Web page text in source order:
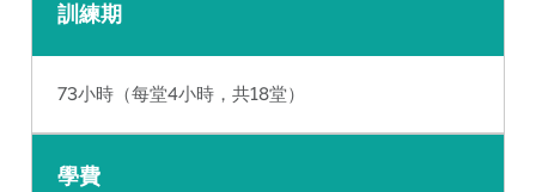
訓練期
73小時（每堂4小時，共18堂）
學費